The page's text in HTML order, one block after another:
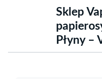
Sklep
Płyny –